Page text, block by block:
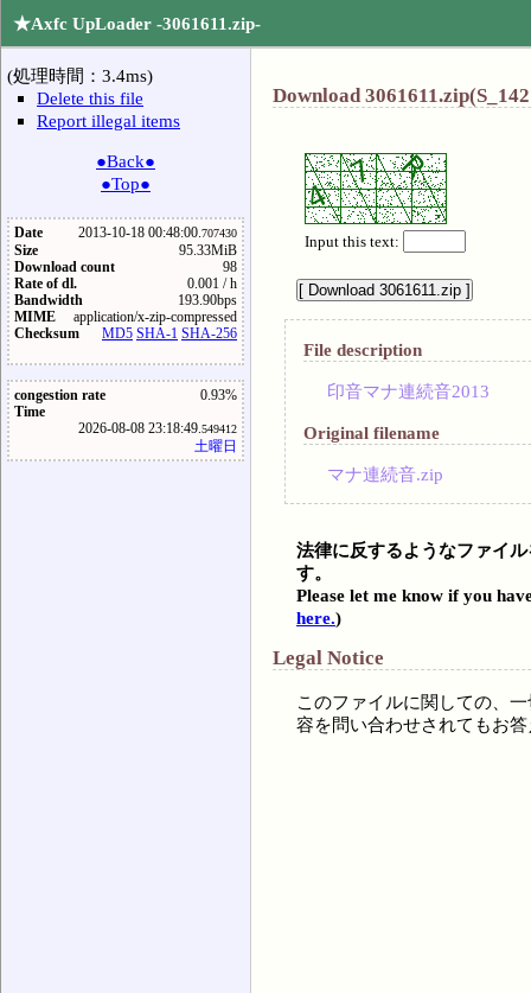
★Axfc UpLoader -3061611.zip-
(処理時間：3.4ms)
Delete this file
Report illegal items
●Back●
●Top●
Date 2013-10-18 00:48:00.707430
Size
95.33MiB
Download count
98
Rate of dl.
0.001 / h
Bandwidth
193.90bps
MIME
application/x-zip-compressed
Checksum
MD5 SHA-1 SHA-256
congestion rate
0.93%
Time
2026-08-08 23:18:49.549412
土曜日
Download
Input this text:
File description
印音マナ連続音2013
Original filename
マナ連続音.zip
法律に反するようなファイ
す。
Please let me know if you
here.)
Legal Notice
このファイルに関しての、
容を問い合わせされてもお